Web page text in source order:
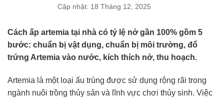
Cập nhật: 18 Tháng 12, 2025
Cách ấp artemia tại nhà có tỷ lệ nở gần 100% gồm 5
bước: chuẩn bị vật dụng, chuẩn bị môi trường, đổ
trứng Artemia vào nước, kích thích nở, thu hoạch.
Artemia là một loại ấu trùng được sử dụng rộng rãi trong
ngành nuôi trồng thủy sản và lĩnh vực chơi thủy sinh. Việc